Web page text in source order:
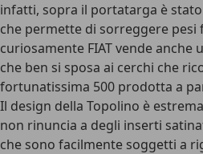
infatti, sopra il portatarga è
che permette di sorreggere pesi
curiosamente FIAT vende anche
che ben si sposa ai cerchi che
fortunatissima 500 prodotta a
Il design della Topolino è
non rinuncia a degli inserti
che sono facilmente soggetti a